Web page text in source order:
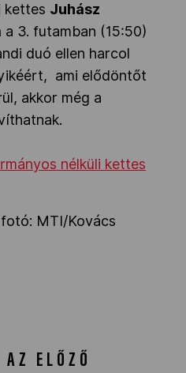
kettes Juhász
a 3. futamban (15:50)
duó ellen harcol
ami elődöntőt
akkor még a
nélküli kettes
MTI/Kovács
ELŐZŐ